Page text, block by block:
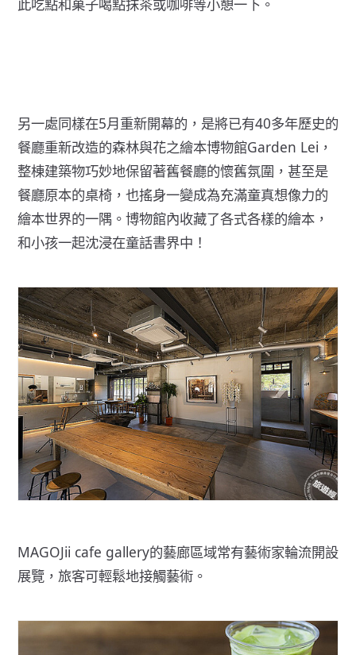
此吃點和菓子喝點抹茶或咖啡等小憩一下。
另一處同樣在5月重新開幕的，是將已有40多年歷史的
餐廳重新改造的森林與花之繪本博物館Garden Lei，
整棟建築物巧妙地保留著舊餐廳的懷舊氛圍，甚至是
餐廳原本的桌椅，也搖身一變成為充滿童真想像力的
繪本世界的一隅。博物館內收藏了各式各樣的繪本，
和小孩一起沈浸在童話書界中！
MAGOJii cafe gallery的藝廊區域常有藝術家輪流開設
展覽，旅客可輕鬆地接觸藝術。